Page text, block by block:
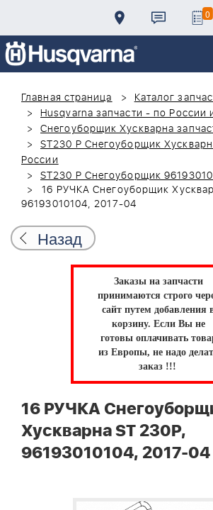
0
Главная страница
Каталог
Husqvarna запчасти - по России
Снегоуборщик Хускварна
ST230 P Снегоуборщик
России
ST230 P Снегоуборщик
16 РУЧКА Снегоуборщик
96193010104, 2017-04
Назад
Заказы на запчасти
принимаются строго
сайт путем добавления
корзину. Если Вы не
готовы оплачивать
из Европы, не надо
заказ !!!
16 РУЧКА
Хускварна ST 230P,
96193010104, 2017-04